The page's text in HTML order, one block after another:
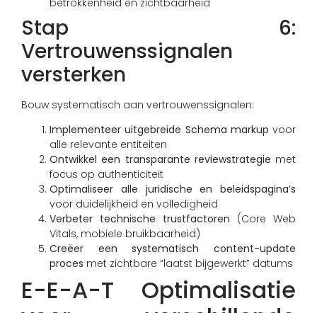
Stap 6:
Vertrouwenssignalen
versterken
Bouw systematisch aan vertrouwenssignalen:
Implementeer uitgebreide Schema markup voor
alle relevante entiteiten
Ontwikkel een transparante reviewstrategie met
focus op authenticiteit
Optimaliseer alle juridische en beleidspagina’s
voor duidelijkheid en volledigheid
Verbeter technische trustfactoren (Core Web
Vitals, mobiele bruikbaarheid)
Creëer een systematisch content-update
proces met zichtbare “laatst bijgewerkt” datums
E-E-A-T Optimalisatie